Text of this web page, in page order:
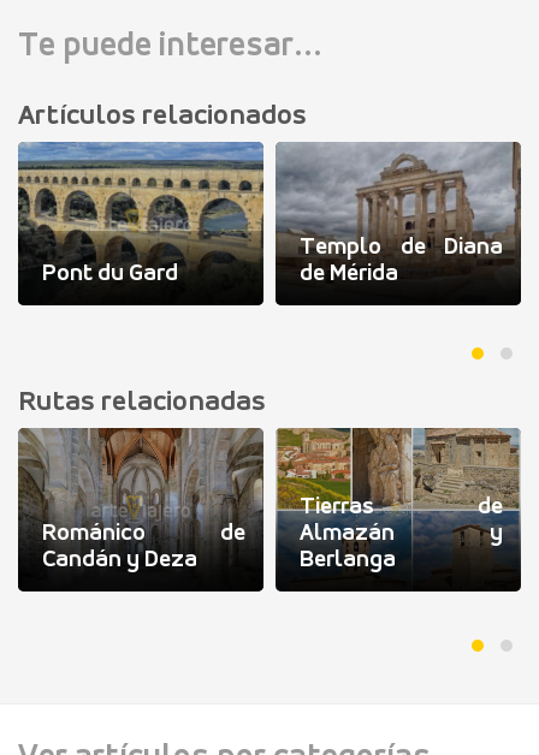
Te puede interesar...
Artículos relacionados
Pont du Gard
Templo de Diana
de Mérida
Rutas relacionadas
Románico de
Candán y Deza
Tierras de
Almazán y
Berlanga